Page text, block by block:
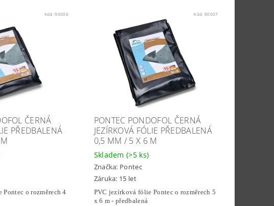
Kód:90006
ČERNÁ
PŘEDBALENÁ
o rozměrech 4
Kód:90007
PONTEC PONDOFOL ČERNÁ
JEZÍRKOVÁ FÓLIE PŘEDBALENÁ
0,5 MM / 5 X 6 M
Skladem(>5 ks)
Značka: Pontec
Záruka: 15 let
PVC jezírková fólie Pontec o rozměrech 5
x 6 m - předbalená